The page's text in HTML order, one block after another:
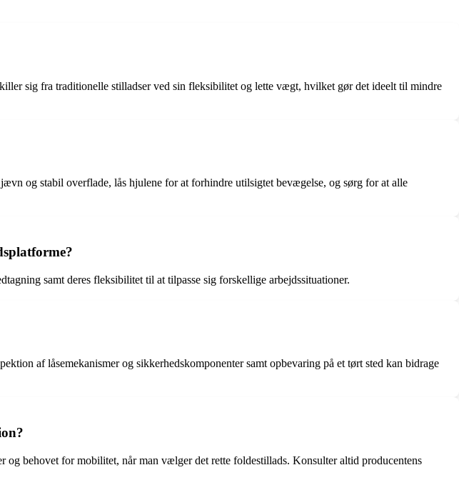
sig fra traditionelle stilladser ved sin fleksibilitet og lette vægt, hvilket gør det ideelt til mindre
og stabil overflade, lås hjulene for at forhindre utilsigtet bevægelse, og sørg for at alle
samt deres fleksibilitet til at tilpasse sig forskellige arbejdssituationer.
af låsemekanismer og sikkerhedskomponenter samt opbevaring på et tørt sted kan bidrage
behovet for mobilitet, når man vælger det rette foldestillads. Konsulter altid producentens